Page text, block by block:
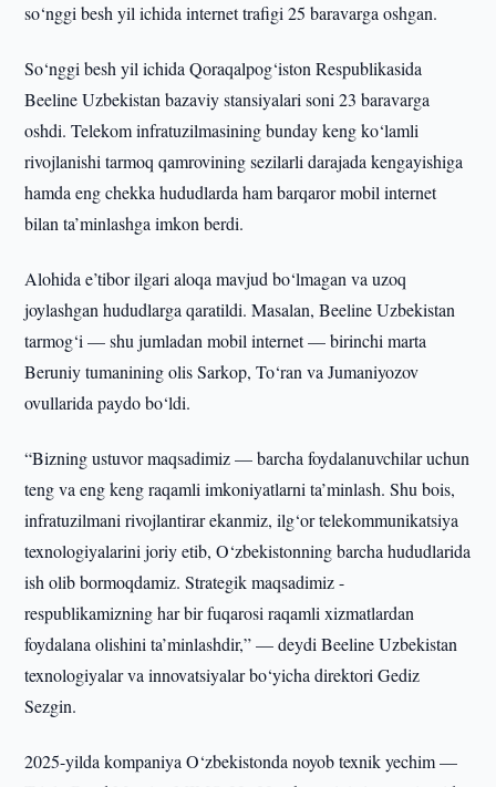
so‘nggi besh yil ichida internet trafigi 25 baravarga oshgan.
So‘nggi besh yil ichida Qoraqalpog‘iston Respublikasida
Beeline Uzbekistan bazaviy stansiyalari soni 23 baravarga
oshdi. Telekom infratuzilmasining bunday keng ko‘lamli
rivojlanishi tarmoq qamrovining sezilarli darajada kengayishiga
hamda eng chekka hududlarda ham barqaror mobil internet
bilan ta’minlashga imkon berdi.
Alohida e’tibor ilgari aloqa mavjud bo‘lmagan va uzoq
joylashgan hududlarga qaratildi. Masalan, Beeline Uzbekistan
tarmog‘i — shu jumladan mobil internet — birinchi marta
Beruniy tumanining olis Sarkop, To‘ran va Jumaniyozov
ovullarida paydo bo‘ldi.
“Bizning ustuvor maqsadimiz — barcha foydalanuvchilar uchun
teng va eng keng raqamli imkoniyatlarni ta’minlash. Shu bois,
infratuzilmani rivojlantirar ekanmiz, ilg‘or telekommunikatsiya
texnologiyalarini joriy etib, O‘zbekistonning barcha hududlarida
ish olib bormoqdamiz. Strategik maqsadimiz -
respublikamizning har bir fuqarosi raqamli xizmatlardan
foydalana olishini ta’minlashdir,” — deydi Beeline Uzbekistan
texnologiyalar va innovatsiyalar bo‘yicha direktori Gediz
Sezgin.
2025-yilda kompaniya O‘zbekistonda noyob texnik yechim —